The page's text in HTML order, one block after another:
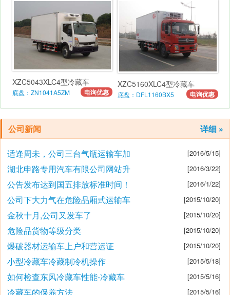
XZC5043XLC4型冷藏车
底盘：ZN1041A5ZM 电询优惠
XZC5160XLC4型冷藏车
底盘：DFL1160BX5 电询优惠
公司新闻 详细 »
适逢周未，公司三台气瓶运输车加 [2016/5/15]
湖北申路专用汽车有限公司网站升 [2016/3/22]
公告发布达到国五排放标准时间！ [2016/1/22]
公司下大力气在危险品厢式运输车 [2015/10/20]
金秋十月,公司又发车了 [2015/10/20]
危险品货物等级分类 [2015/10/20]
爆破器材运输车上户和营运证 [2015/10/20]
小型冷藏车冷藏制冷机操作 [2015/5/18]
如何检查东风冷藏车性能-冷藏车 [2015/5/16]
冷藏车的保养方法 [2015/5/16]